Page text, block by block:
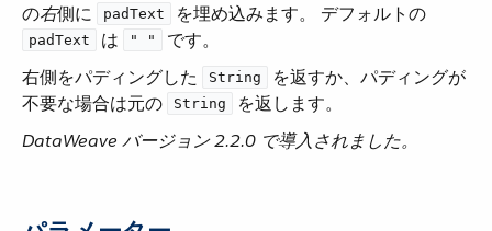
の​右​側に ​ padText ​ を埋め込みます。 デフォルトの ​
padText ​ は ​ " "
​ です。
右側をパディングした ​
String
​ を返すか、パディングが
不要な場合は元の ​
String
​ を返します。
DataWeave バージョン 2.2.0 で導入されました。